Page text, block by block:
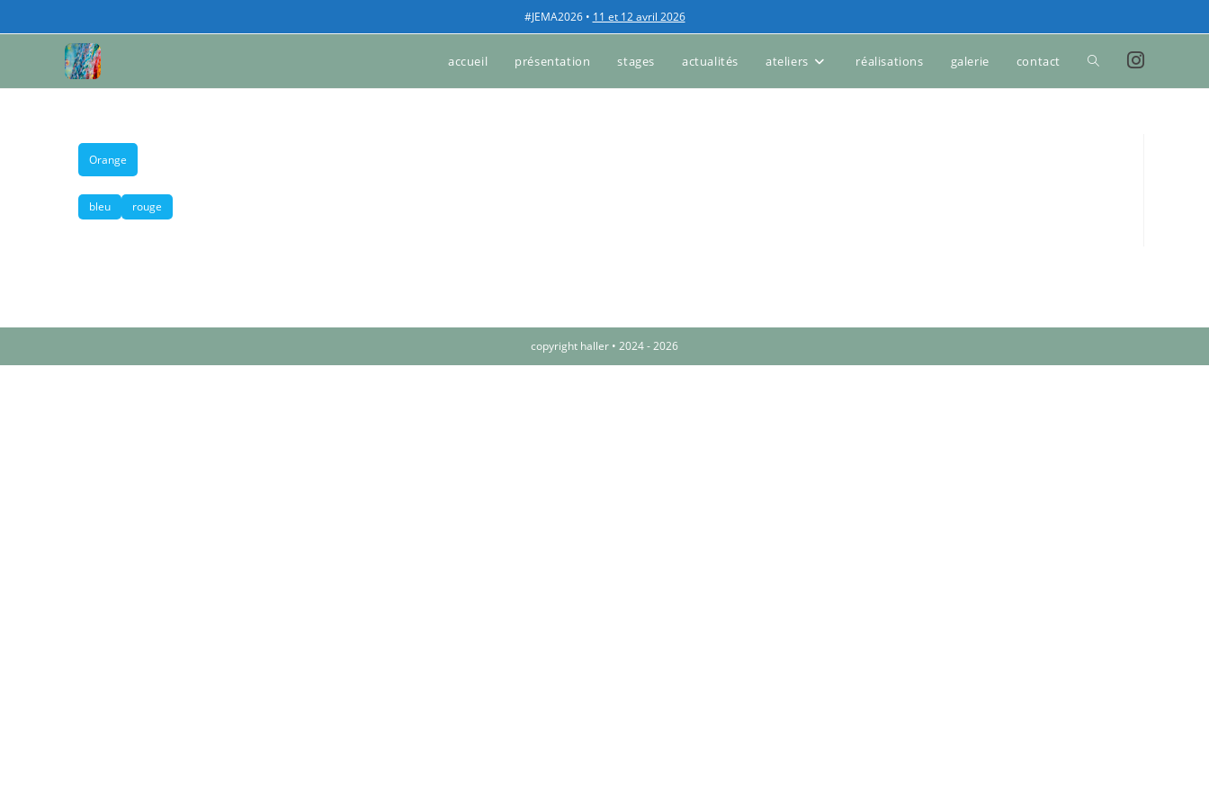
#JEMA2026 • 11 et 12 avril 2026
accueil présentation stages actualités ateliers réalisations galerie contact
Orange
bleu rouge
copyright haller • 2024 - 2026